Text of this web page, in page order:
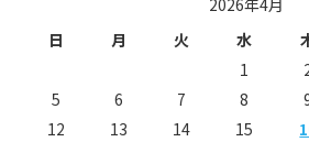
2026年4月
日
月 火 水
1
5
6 7 8
12
13 14 15